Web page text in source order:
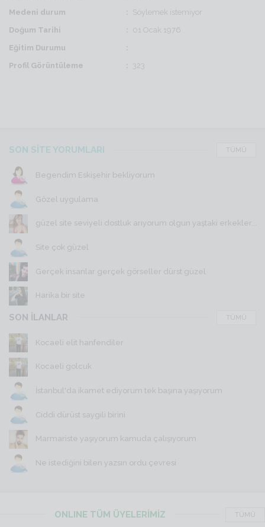
Medeni durum
Söylemek istemiyor
Doğum Tarihi
01 Ocak 1976
Eğitim Durumu
Profil Görüntüleme
323
SON SİTE YORUMLARI TÜMÜ
Begendim Eskişehir bekliyorum
Gözel uygulama
güzel site seviyeli dostluk arıyorum olgun yaştaki erkekler...
Site çok güzel
Gerçek insanlar gerçek görseller dürst güzel
Harika bir site
SON İLANLAR TÜMÜ
Kocaeli elit hanfendiler
Kocaeli golcuk
İstanbul'da ikamet ediyorum tek başına yaşıyorum
Ciddi dürüst saygili birini
Marmariste yaşıyorum kamuda çalışıyorum
Ne istediğini bilen yazsın ordu çevresi
ONLINE TÜM ÜYELERİMİZ TÜMÜ